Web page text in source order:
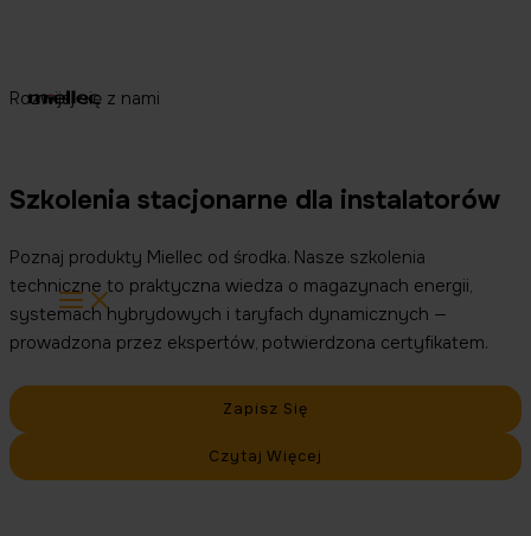
Rozwijaj się z nami
Szkolenia stacjonarne dla instalatorów
Poznaj produkty Miellec od środka. Nasze szkolenia
techniczne to praktyczna wiedza o magazynach energii,
systemach hybrydowych i taryfach dynamicznych —
prowadzona przez ekspertów, potwierdzona certyfikatem.
Zapisz Się
Czytaj Więcej